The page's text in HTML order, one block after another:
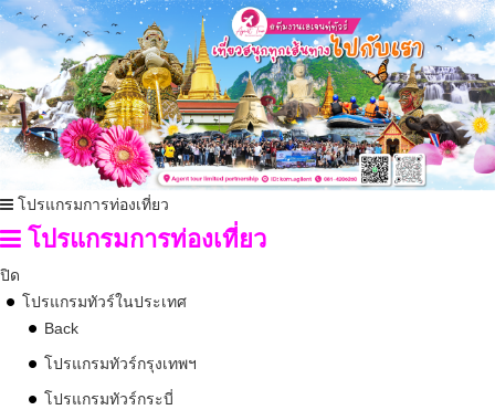
โปรแกรมการท่องเที่ยว
โปรแกรมการท่องเที่ยว
ปิด
โปรแกรมทัวร์ในประเทศ
Back
โปรแกรมทัวร์กรุงเทพฯ
โปรแกรมทัวร์กระบี่